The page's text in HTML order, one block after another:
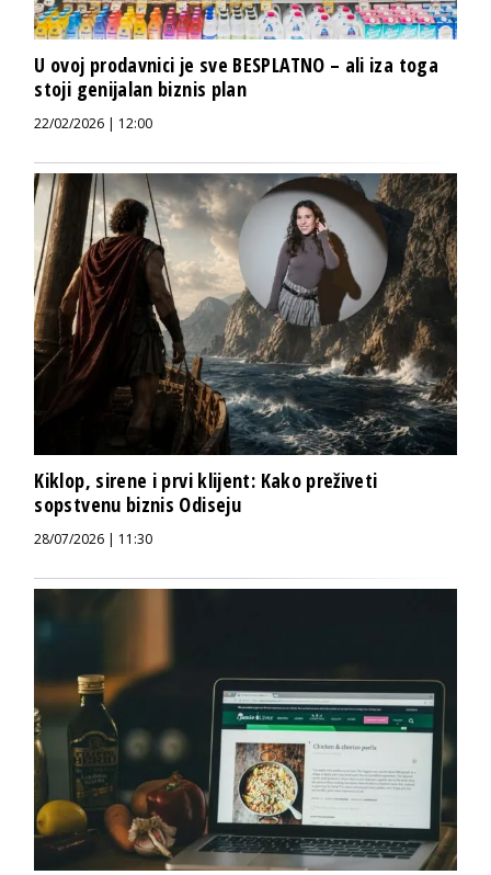
U ovoj prodavnici je sve BESPLATNO – ali iza toga
stoji genijalan biznis plan
22/02/2026 | 12:00
Kiklop, sirene i prvi klijent: Kako preživeti
sopstvenu biznis Odiseju
28/07/2026 | 11:30